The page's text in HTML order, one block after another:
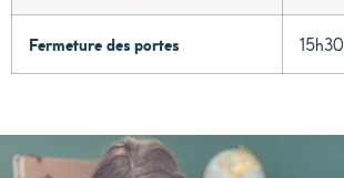
Fermeture des portes 15h30